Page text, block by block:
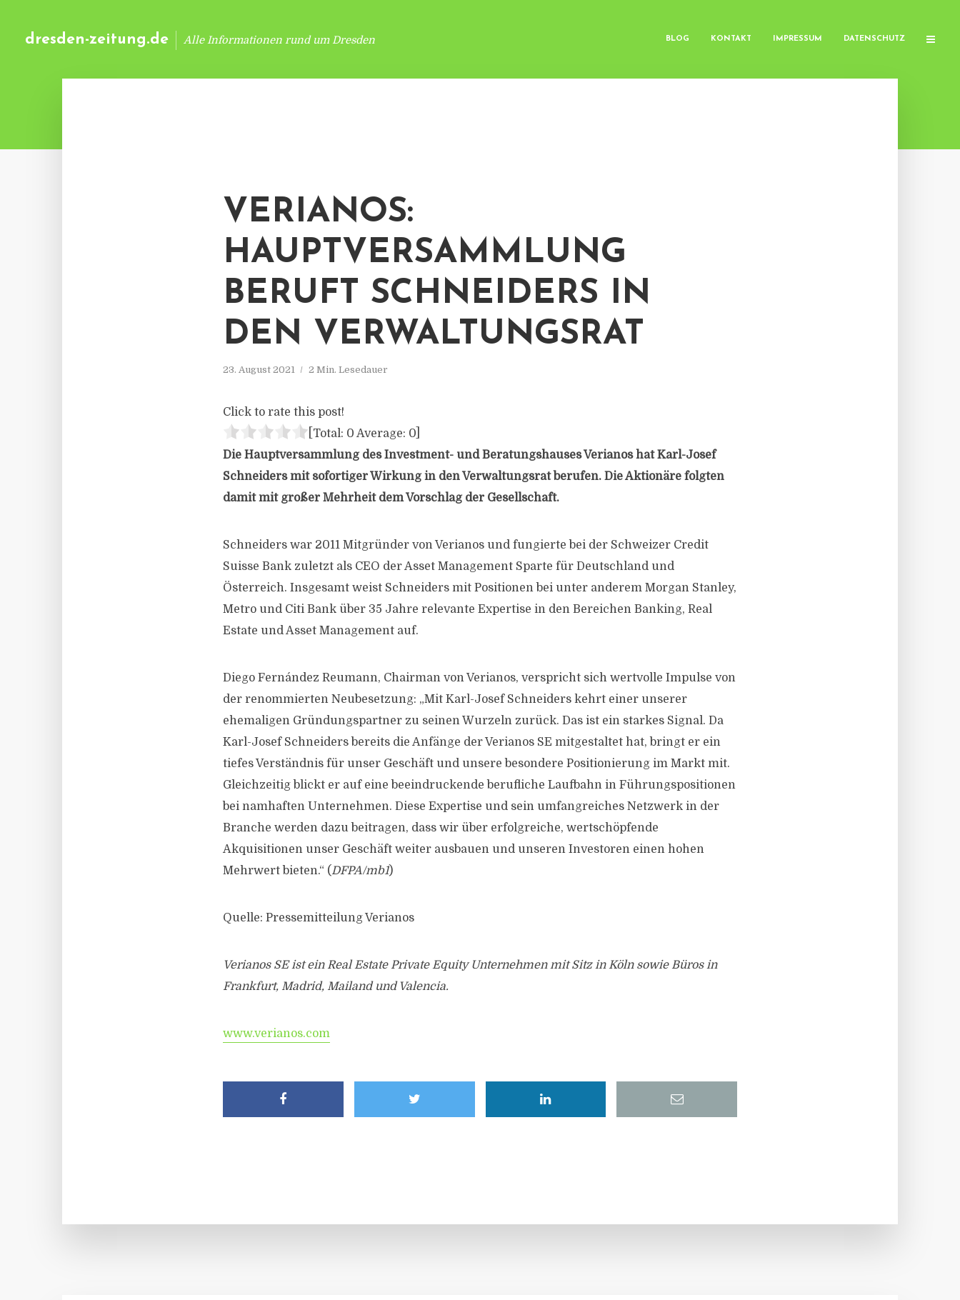
dresden-zeitung.de Alle Informationen rund um Dresden BLOG KONTAKT IMPRESSUM DATENSCHUTZ
VERIANOS:
HAUPTVERSAMMLUNG
BERUFT SCHNEIDERS IN
DEN VERWALTUNGSRAT
23. August 2021 2 Min. Lesedauer
Click to rate this post!
[Total: 0 Average: 0
Die Hauptversammlung des Investment- und Beratungshauses Verianos hat Karl-Josef
Schneiders mit sofortiger Wirkung in den Verwaltungsrat berufen. Die Aktionäre folgten
damit mit großer Mehrheit dem Vorschlag der Gesellschaft.
Schneiders war 2011 Mitgründer von Verianos und fungierte bei der Schweizer Credit
Suisse Bank zuletzt als CEO der Asset Management Sparte für Deutschland und
Österreich. Insgesamt weist Schneiders mit Positionen bei unter anderem Morgan Stanley,
Metro und Citi Bank über 35 Jahre relevante Expertise in den Bereichen Banking, Real
Estate und Asset Management auf.
Diego Fernández Reumann, Chairman von Verianos, verspricht sich wertvolle Impulse von
der renommierten Neubesetzung: „Mit Karl-Josef Schneiders kehrt einer unserer
ehemaligen Gründungspartner zu seinen Wurzeln zurück. Das ist ein starkes Signal. Da
Karl-Josef Schneiders bereits die Anfänge der Verianos SE mitgestaltet hat, bringt er ein
tiefes Verständnis für unser Geschäft und unsere besondere Positionierung im Markt mit.
Gleichzeitig blickt er auf eine beeindruckende berufliche Laufbahn in Führungspositionen
bei namhaften Unternehmen. Diese Expertise und sein umfangreiches Netzwerk in der
Branche werden dazu beitragen, dass wir über erfolgreiche, wertschöpfende
Akquisitionen unser Geschäft weiter ausbauen und unseren Investoren einen hohen
Mehrwert bieten.“ (DFPA/mb1)
Quelle: Pressemitteilung Verianos
Verianos SE ist ein Real Estate Private Equity Unternehmen mit Sitz in Köln sowie Büros in
Frankfurt, Madrid, Mailand und Valencia.
www.verianos.com